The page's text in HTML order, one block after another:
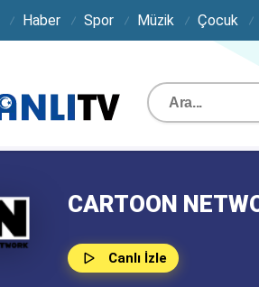
Haber Spor Müzik Çocuk
CARTOON
Canlı İzle